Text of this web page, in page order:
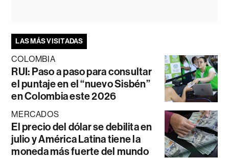
LAS MÁS VISITADAS
COLOMBIA
RUI: Paso a paso para consultar
el puntaje en el “nuevo Sisbén”
en Colombia este 2026
MERCADOS
El precio del dólar se debilita en
julio y América Latina tiene la
moneda más fuerte del mundo